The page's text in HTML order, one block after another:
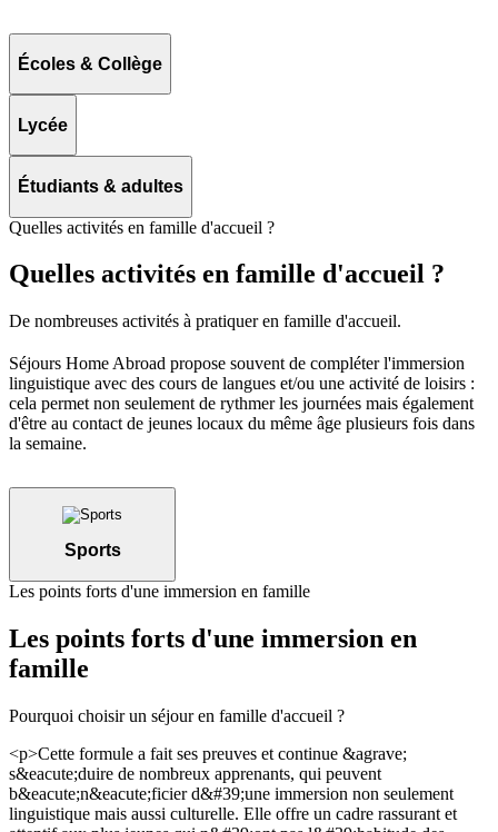
Écoles & Collège
Lycée
Étudiants & adultes
Quelles activités en famille d'accueil ?
Quelles activités en famille d'accueil ?
De nombreuses activités à pratiquer en famille d'accueil.
Séjours Home Abroad propose souvent de compléter l'immersion
linguistique avec des cours de langues et/ou une activité de loisirs :
cela permet non seulement de rythmer les journées mais également
d'être au contact de jeunes locaux du même âge plusieurs fois dans
la semaine.
Sports
Les points forts d'une immersion en famille
Les points forts d'une immersion en
famille
Pourquoi choisir un séjour en famille d'accueil ?
<p>Cette formule a fait ses preuves et continue &agrave;
s&eacute;duire de nombreux apprenants, qui peuvent
b&eacute;n&eacute;ficier d&#39;une immersion non seulement
linguistique mais aussi culturelle. Elle offre un cadre rassurant et